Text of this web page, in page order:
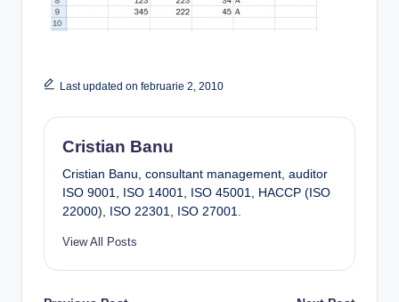
Last updated on februarie 2, 2010
Cristian Banu
Cristian Banu, consultant management, auditor
ISO 9001, ISO 14001, ISO 45001, HACCP (ISO
22000), ISO 22301, ISO 27001.
View All Posts